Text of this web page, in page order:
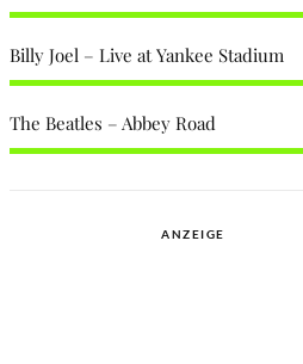
Billy Joel – Live at Yankee Stadium
The Beatles – Abbey Road
ANZEIGE